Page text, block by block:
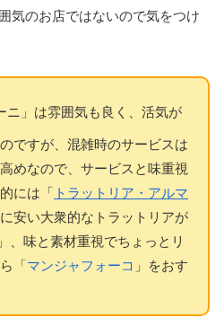
気のお店ではないので気をつけ
ニ」は雰囲気も良く、活気が
ですが、混雑時のサービスは
めなので、サービスと味重視
には「 トラットリア・アルマ
安い大衆的なトラットリアが
」、味と素材重視でちょっとリ
「マンジャフォーコ 」をおす